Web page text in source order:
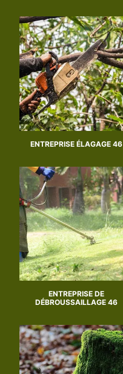
ENTREPRISE ÉLAGAGE 46
ENTREPRISE DE
DÉBROUSSAILLAGE 46